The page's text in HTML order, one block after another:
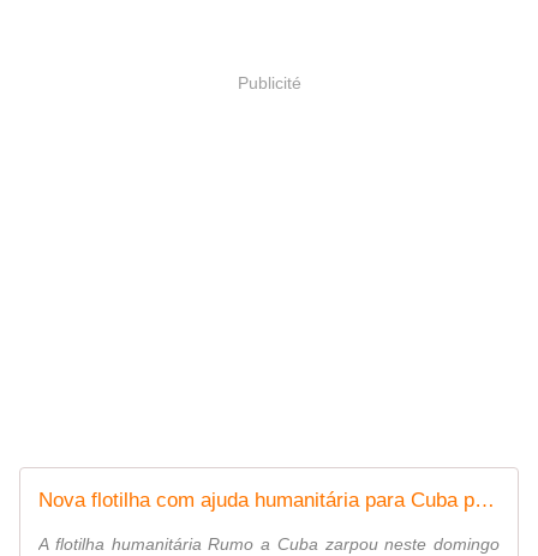
Publicité
Nova flotilha com ajuda humanitária para Cuba parte da Espanha
A flotilha humanitária Rumo a Cuba zarpou neste domingo